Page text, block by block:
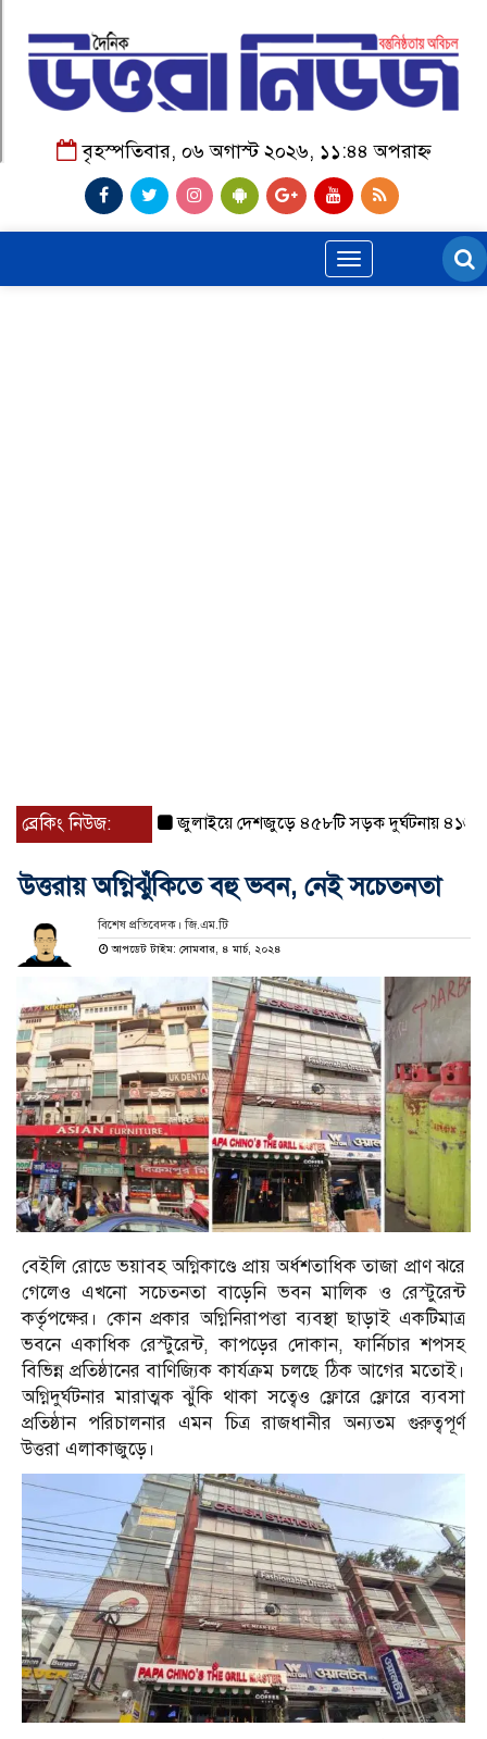
বৃহস্পতিবার, ০৬ অগাস্ট ২০২৬, ১১:৪৪ অপরাহ্ন
Toggle
navigation
ব্রেকিং নিউজ:জুলাইয়ে দেশজুড়ে ৪৫৮টি সড়ক দুর্ঘটনায় ৪১৬ জন নিহত
উত্তরায় অগ্নিঝুঁকিতে বহু ভবন, নেই সচেতনতা
বিশেষ প্রতিবেদক। জি.এম.টি
আপডেট টাইম: সোমবার, ৪ মার্চ, ২০২৪
বেইলি রোডে ভয়াবহ অগ্নিকাণ্ডে প্রায় অর্ধশতাধিক তাজা প্রাণ ঝরে
গেলেও এখনো সচেতনতা বাড়েনি ভবন মালিক ও রেস্টুরেন্ট
কর্তৃপক্ষের। কোন প্রকার অগ্নিনিরাপত্তা ব্যবস্থা ছাড়াই একটিমাত্র
ভবনে একাধিক রেস্টুরেন্ট, কাপড়ের দোকান, ফার্নিচার শপসহ
বিভিন্ন প্রতিষ্ঠানের বাণিজ্যিক কার্যক্রম চলছে ঠিক আগের মতোই।
অগ্নিদুর্ঘটনার মারাত্মক ঝুঁকি থাকা সত্বেও ফ্লোরে ফ্লোরে ব্যবসা
প্রতিষ্ঠান পরিচালনার এমন চিত্র রাজধানীর অন্যতম গুরুত্বপূর্ণ
উত্তরা এলাকাজুড়ে।